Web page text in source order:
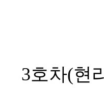
3호차(현